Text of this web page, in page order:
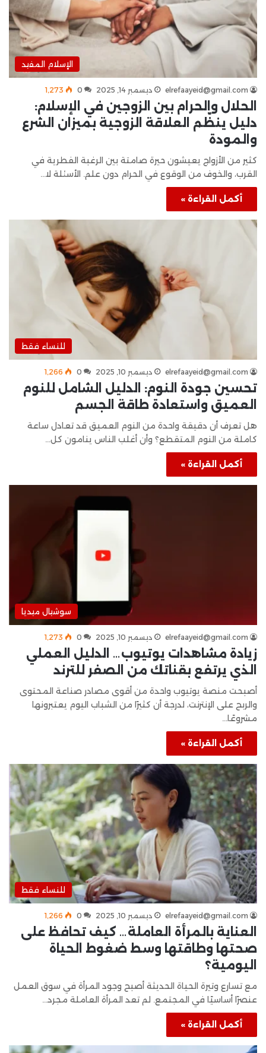
الإسلام المفيد
elrefaayeid@gmail.com ديسمبر 14, 2025 0 1٬273
الحلال والحرام بين الزوجين في الإسلام:
دليل ينظّم العلاقة الزوجية بميزان الشرع
والمودة
كثير من الأزواج يعيشون حيرة صامتة بين الرغبة الفطرية في
القرب، والخوف من الوقوع في الحرام دون علم. الأسئلة لا…
أكمل القراءة »
للنساء فقط
elrefaayeid@gmail.com ديسمبر 10, 2025 0 1٬266
تحسين جودة النوم: الدليل الشامل للنوم
العميق واستعادة طاقة الجسم
هل تعرف أن دقيقة واحدة من النوم العميق قد تعادل ساعة
كاملة من النوم المتقطع؟ وأن أغلب الناس ينامون كل…
أكمل القراءة »
سوشيال ميديا
elrefaayeid@gmail.com ديسمبر 10, 2025 0 1٬273
زيادة مشاهدات يوتيوب… الدليل العملي
الذي يرتفع بقناتك من الصفر للترند
أصبحت منصة يوتيوب واحدة من أقوى مصادر صناعة المحتوى
والربح على الإنترنت، لدرجة أن كثيرًا من الشباب اليوم يعتبرونها
مشروعًا…
أكمل القراءة »
للنساء فقط
elrefaayeid@gmail.com ديسمبر 10, 2025 0 1٬266
العناية بالمرأة العاملة… كيف تحافظ على
صحتها وطاقتها وسط ضغوط الحياة
اليومية؟
مع تسارع وتيرة الحياة الحديثة أصبح وجود المرأة في سوق العمل
عنصرًا أساسيًا في المجتمع. لم تعد المرأة العاملة مجرد…
أكمل القراءة »